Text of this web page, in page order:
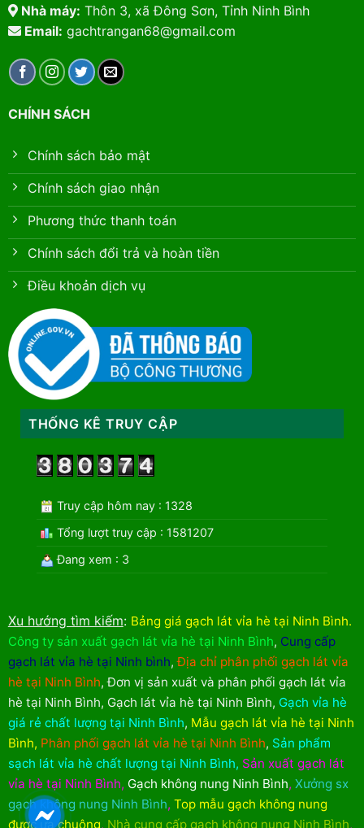
Nhà máy: Thôn 3, xã Đông Sơn, Tỉnh Ninh Bình
Email: gachtrangan68@gmail.com
CHÍNH SÁCH
Chính sách bảo mật
Chính sách giao nhận
Phương thức thanh toán
Chính sách đổi trả và hoàn tiền
Điều khoản dịch vụ
THỐNG KÊ TRUY CẬP
Truy cập hôm nay : 1328
Tổng lượt truy cập : 1581207
Đang xem : 3
Xu hướng tìm kiếm: Bảng giá gạch lát vỉa hè tại Ninh Bình.
Công ty sản xuất gạch lát vỉa hè tại Ninh Bình, Cung cấp
gạch lát vỉa hè tại Ninh bình,Địa chỉ phân phối gạch lát vỉa
hè tại Ninh Bình,Đơn vị sản xuất và phân phối gạch lát vỉa
hè tại Ninh Bình, Gạch lát vỉa hè tại Ninh Bình, Gạch vỉa hè
giá rẻ chất lượng tại Ninh Bình, Mẫu gạch lát vỉa hè tại Ninh
Bình, Phân phối gạch lát vỉa hè tại Ninh Bình, Sản phẩm
sạch lát vỉa hè chất lượng tại Ninh Bình, Sản xuất gạch lát
vỉa hè tại Ninh Bình, Gạch không nung Ninh Bình, Xưởng sx
gạch không nung Ninh Bình, Top mẫu gạch không nung
được ưa chuộng, Nhà cung cấp gạch không nung Ninh Bình,